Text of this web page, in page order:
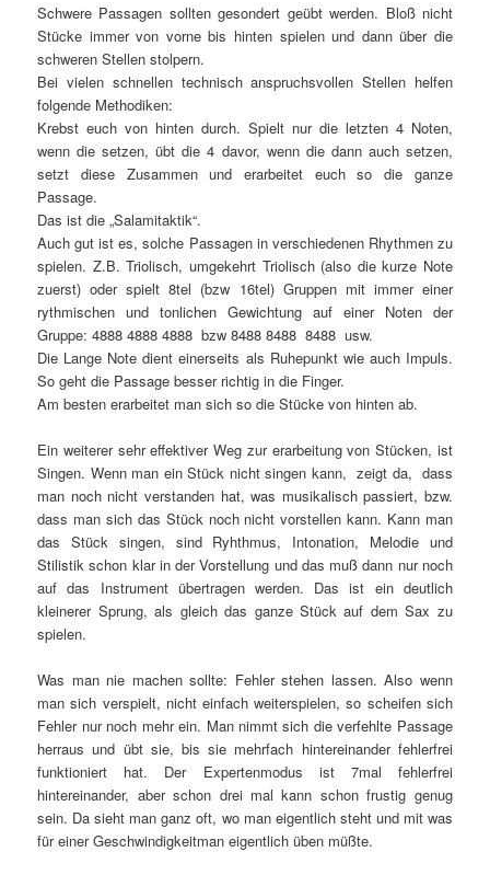
Schwere Passagen sollten gesondert geübt werden. Bloß nicht
Stücke immer von vorne bis hinten spielen und dann über die
schweren Stellen stolpern.
Bei vielen schnellen technisch anspruchsvollen Stellen helfen
folgende Methodiken:
Krebst euch von hinten durch. Spielt nur die letzten 4 Noten,
wenn die setzen, übt die 4 davor, wenn die dann auch setzen,
setzt diese Zusammen und erarbeitet euch so die ganze
Passage.
Das ist die „Salamitaktik“.
Auch gut ist es, solche Passagen in verschiedenen Rhythmen zu
spielen. Z.B. Triolisch, umgekehrt Triolisch (also die kurze Note
zuerst) oder spielt 8tel (bzw 16tel) Gruppen mit immer einer
rythmischen und tonlichen Gewichtung auf einer Noten der
Gruppe: 4888 4888 4888 bzw 8488 8488 8488 usw.
Die Lange Note dient einerseits als Ruhepunkt wie auch Impuls.
So geht die Passage besser richtig in die Finger.
Am besten erarbeitet man sich so die Stücke von hinten ab.
Ein weiterer sehr effektiver Weg zur erarbeitung von Stücken, ist
Singen. Wenn man ein Stück nicht singen kann, zeigt da, dass
man noch nicht verstanden hat, was musikalisch passiert, bzw.
dass man sich das Stück noch nicht vorstellen kann. Kann man
das Stück singen, sind Ryhthmus, Intonation, Melodie und
Stilistik schon klar in der Vorstellung und das muß dann nur noch
auf das Instrument übertragen werden. Das ist ein deutlich
kleinerer Sprung, als gleich das ganze Stück auf dem Sax zu
spielen.
Was man nie machen sollte: Fehler stehen lassen. Also wenn
man sich verspielt, nicht einfach weiterspielen, so scheifen sich
Fehler nur noch mehr ein. Man nimmt sich die verfehlte Passage
herraus und übt sie, bis sie mehrfach hintereinander fehlerfrei
funktioniert hat. Der Expertenmodus ist 7mal fehlerfrei
hintereinander, aber schon drei mal kann schon frustig genug
sein. Da sieht man ganz oft, wo man eigentlich steht und mit was
für einer Geschwindigkeitman eigentlich üben müßte.